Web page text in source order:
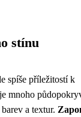
stínu
spíše příležitostí k
mnoho
a textur.